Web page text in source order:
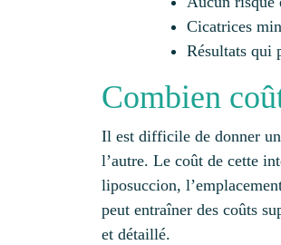
Cicatrices
Résultats qui
Combien
Il est difficile de donner
l’autre. Le coût de cette
liposuccion,
peut entraîner des coûts
et détaillé.